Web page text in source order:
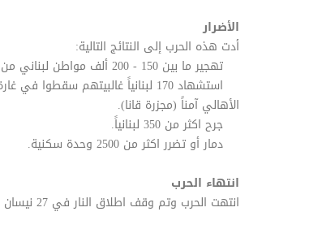
الأضرار
أدت هذه الحرب إلى النتائج التالية:
تهجير ما بين 150 - 200 ألف مواطن لبناني من مناطق الجنوب.
استشهاد 170 لبنانياً غالبيتهم
الأهالي آمناً (مجزرة قانا).
جرح اكثر من 350 لبنانياً.
دمار أو تضرر اكثر من 2500 وحدة سكنية.
انتهاء الحرب
انتهت الحرب وتم وقف اطلاق النار في 27 نيسان بعد التوصل إلى تفاهم عرف باسم «تفاهم نيسان».